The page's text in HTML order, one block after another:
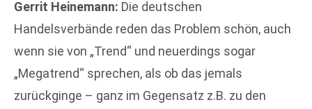
Gerrit Heinemann: Die deutschen
Handelsverbände reden das Problem schön, auch
wenn sie von „Trend“ und neuerdings sogar
„Megatrend“ sprechen, als ob das jemals
zurückginge – ganz im Gegensatz z.B. zu den